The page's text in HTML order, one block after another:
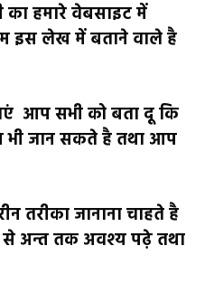
का हमारे वेबसाइट में
इस लेख में बताने वाले है
आप सभी को बता दू कि
भी जान सकते है तथा आप
तरीका जानाना चाहते है
अन्त तक अवश्य पढ़े तथा